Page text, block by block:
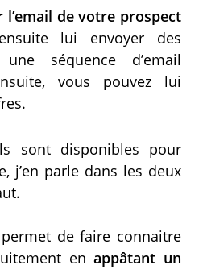
l’email de votre prospect
lui envoyer des
séquence d’email
vous pouvez lui
sont disponibles pour
j’en parle dans les deux
de faire connaitre
enappâtant un